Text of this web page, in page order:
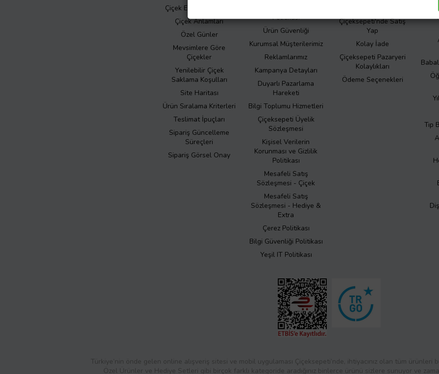
Çiçek Eşliğinde Notlar
Çiçek Anlamları
Özel Günler
Mevsimlere Göre
Çiçekler
Yenilebilir Çiçek
Saklama Koşulları
Site Haritası
Ürün Sıralama Kriterleri
Teslimat İpuçları
Sipariş Güncelleme
Süreçleri
Sipariş Görsel Onay
Politikası
Ürün Güvenliği
Kurumsal Müşterilerimiz
Reklamlarımız
Kampanya Detayları
Duyarlı Pazarlama
Hareketi
Bilgi Toplumu Hizmetleri
Çiçeksepeti Üyelik
Sözleşmesi
Kişisel Verilerin
Korunması ve Gizlilik
Politikası
Mesafeli Satış
Sözleşmesi - Çiçek
Mesafeli Satış
Sözleşmesi - Hediye &
Extra
Çerez Politikası
Bilgi Güvenliği Politikası
Yeşil IT Politikası
Çiçeksepeti'nde Satış
Yap
Kolay İade
Çiçeksepeti Pazaryeri
Kolaylıkları
Ödeme Seçenekleri
Tıp
Türkiye’nin önde gelen online alışveriş sitesi ve mobil uygulaması Çiçeksepeti’nde, ihtiyacınız olan tüm ürünleri
Özel Ürünler ve Hediye Setleri gibi birçok farklı kategoride aradığınız binlerce ürünü sizlere sunuyor ve